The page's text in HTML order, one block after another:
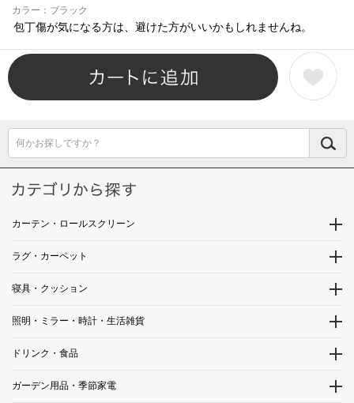
カラー：ブラック
包丁傷が気になる方は、避けた方がいいかもしれませんね。
何かお探しですか？
カーテン・ロールスクリーン
ラグ・カーペット
寝具・クッション
照明・ミラー・時計・生活雑貨
ドリンク・食品
ガーデン用品・季節家電